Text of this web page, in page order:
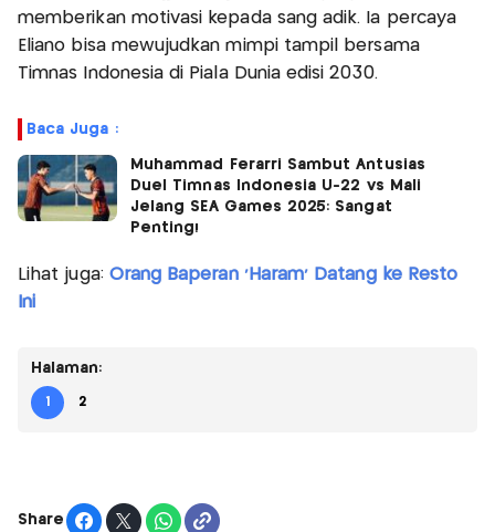
memberikan motivasi kepada sang adik. Ia percaya
Eliano bisa mewujudkan mimpi tampil bersama
Timnas Indonesia di Piala Dunia edisi 2030.
Baca Juga :
Muhammad Ferarri Sambut Antusias
Duel Timnas Indonesia U-22 vs Mali
Jelang SEA Games 2025: Sangat
Penting!
Lihat juga: Orang Baperan 'Haram' Datang ke Resto
Ini
Halaman:
1 2
Share